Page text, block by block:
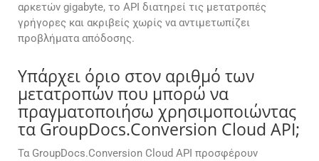
αρκετών gigabyte, το API διατηρεί τις μετατροπές
γρήγορες και ακριβείς χωρίς να αντιμετωπίζει
προβλήματα απόδοσης.
Υπάρχει όριο στον αριθμό των
μετατροπών που μπορώ να
πραγματοποιήσω χρησιμοποιώντας
τα GroupDocs.Conversion Cloud API;
Τα GroupDocs.Conversion Cloud API προσφέρουν